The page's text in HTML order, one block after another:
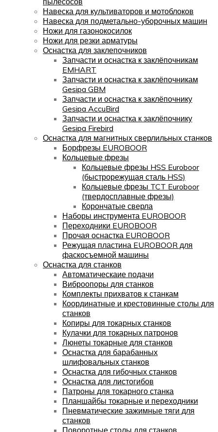
Навеска для культиваторов и мотоблоков
Навеска для подметально-уборочных машин
Ножи для газонокосилок
Ножи для резки арматуры
Оснастка для заклепочников
Запчасти и оснастка к заклёпочникам
EMHART
Запчасти и оснастка к заклёпочникам
Gesipa GBM
Запчасти и оснастка к заклёпочнику
Gesipa AccuBird
Запчасти и оснастка к заклёпочнику
Gesipa Firebird
Оснастка для магнитных сверлильных станков
Борфрезы EUROBOOR
Кольцевые фрезы
Кольцевые фрезы HSS Euroboor
(быстрорежущая сталь HSS)
Кольцевые фрезы TCT Euroboor
(твердосплавные фрезы)
Корончатые сверла
Наборы инструмента EUROBOOR
Переходники EUROBOOR
Прочая оснастка EUROBOOR
Режущая пластина EUROBOOR для
фаскосъемной машины
Оснастка для станков
Автоматическаие подачи
Виброопоры для станков
Комплекты прихватов к станкам
Координатные и крестовинные столы для
станков
Копиры для токарных станков
Кулачки для токарных патронов
Люнеты токарные для станков
Оснастка для барабанных
шлифовальных станков
Оснастка для гибочных станков
Оснастка для листогибов
Патроны для токарного станка
Планшайбы токарные и переходники
Пневматические зажимные тяги для
станков
Поворотные столы для станков